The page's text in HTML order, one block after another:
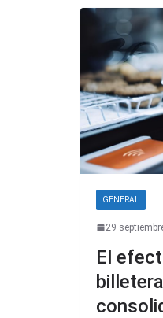
GENERAL
29
El